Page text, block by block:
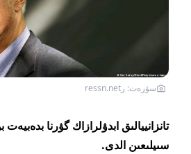
سۋرەت: رressn.net
تانزانييالىق ابدۋلرازاك گۋرنا بدەبيەت
سىيلىعىن الدى.